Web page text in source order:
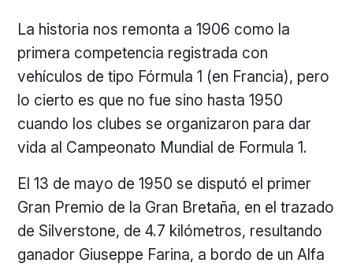
La historia nos remonta a 1906 como la
primera competencia registrada con
vehículos de tipo Fórmula 1 (en Francia), pero
lo cierto es que no fue sino hasta 1950
cuando los clubes se organizaron para dar
vida al Campeonato Mundial de Formula 1.
El 13 de mayo de 1950 se disputó el primer
Gran Premio de la Gran Bretaña, en el trazado
de Silverstone, de 4.7 kilómetros, resultando
ganador Giuseppe Farina, a bordo de un Alfa